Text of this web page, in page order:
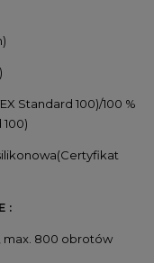
Standard 100)/100 %
:
max. 800 obrotów